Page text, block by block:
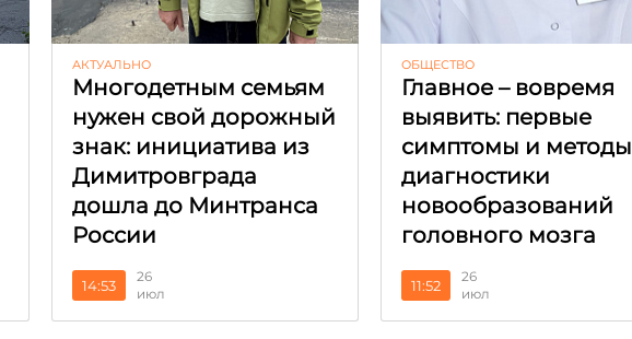
АКТУАЛЬНО
Многодетным семьям
нужен свой дорожный
знак: инициатива из
Димитровграда
дошла до Минтранса
России
14:53
26
июл
ОБЩЕСТВО
Главное – вовремя
выявить: первые
симптомы и методы
диагностики
новообразований
головного мозга
11:52
26
июл